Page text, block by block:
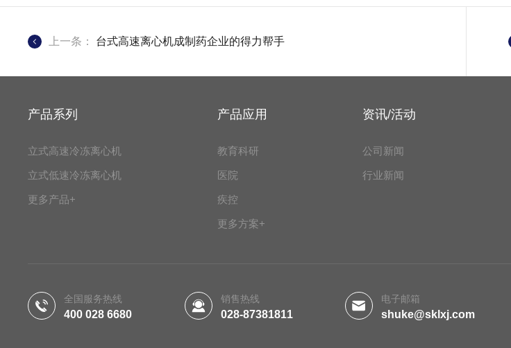
上一条： 台式高速离心机成制药企业的得力帮手
产品系列
立式高速冷冻离心机
立式低速冷冻离心机
更多产品+
产品应用
教育科研
医院
疾控
更多方案+
资讯/活动
公司新闻
行业新闻
全国服务热线
400 028 6680
销售热线
028-87381811
电子邮箱
shuke@sklxj.com